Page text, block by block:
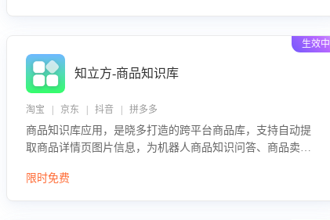
生效中
知立方-商品知识库
淘宝 | 京东 | 抖音 | 拼多多
商品知识库应用，是晓多打造的跨平台商品库，支持自动提
取商品详情页图片信息，为机器人商品知识问答、商品卖点
限时免费